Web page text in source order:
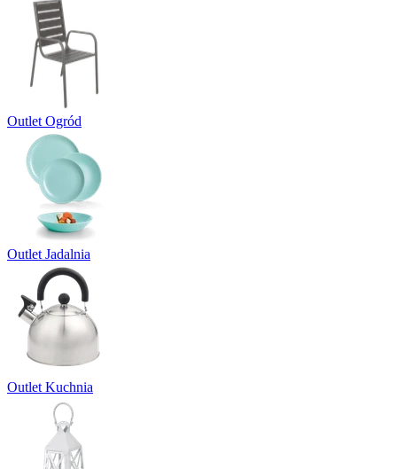
Outlet Ogród
Outlet Jadalnia
Outlet Kuchnia